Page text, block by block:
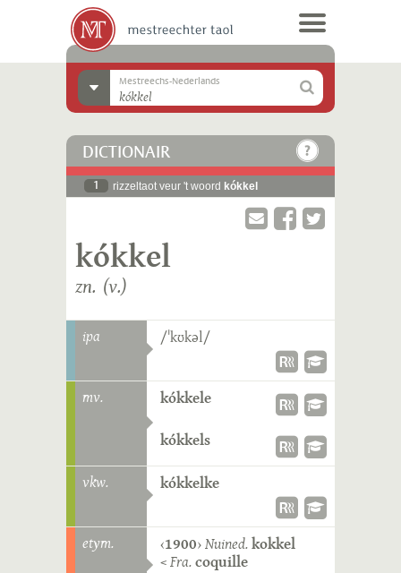
Mestreechs-Nederlands
DICTIONAIR
1 rizzeltaot veur 't woord kókkel
kókkel
zn. (v.)
ipa /ˈkʊkəl/
mv.
kókkele
kókkels
vkw.
kókkelke
etym. ‹1900›Nuined.kokkel
<Fra.coquille